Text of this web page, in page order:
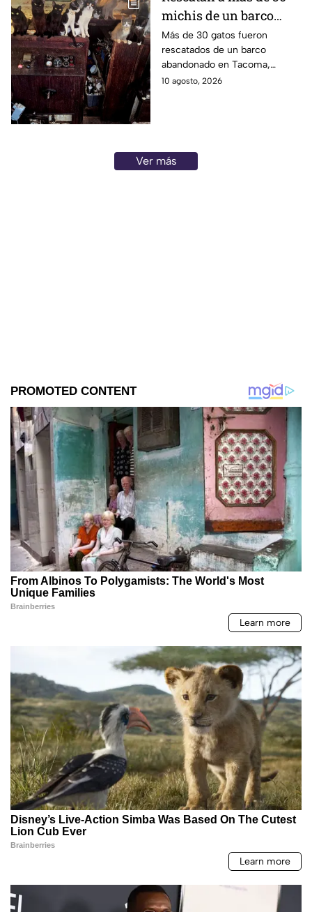
michis de un barco
abandonado en la
playa; estaban
desnutridos y en malas
condiciones | FOTOS
Más de 30 gatos fueron
rescatados de un barco
abandonado en Tacoma,
Washington. Los animales
10 agosto, 2026
Ver más